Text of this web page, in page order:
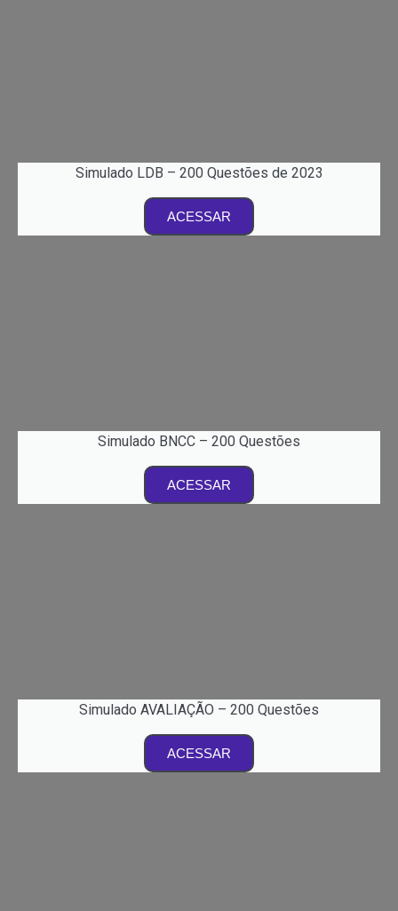
Simulado LDB – 200 Questões de 2023
ACESSAR
Simulado BNCC – 200 Questões
ACESSAR
Simulado AVALIAÇÃO – 200 Questões
ACESSAR